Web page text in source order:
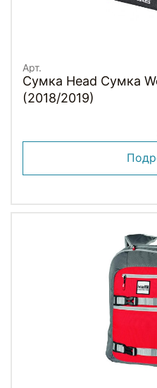
Арт.
Сумка Head Сумка
(2018/2019)